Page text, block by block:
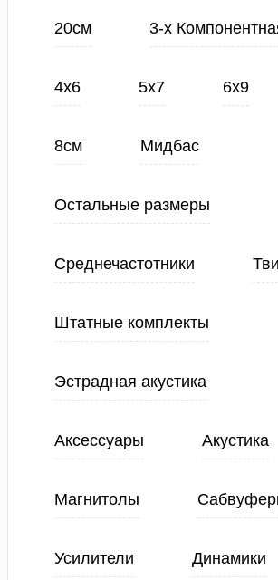
20см 3-х
4х6 5х7 6х9
8см Мидбас
Остальные размеры
Среднечастотники
Штатные комплекты
Эстрадная акустика
Аксессуары Акустика
Магнитолы
Усилители Динамики